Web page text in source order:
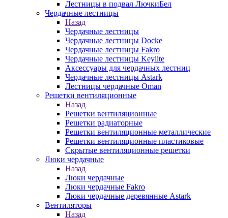
Лестницы в подвал ЛючкиБел
Чердачные лестницы
Назад
Чердачные лестницы
Чердачные лестницы Docke
Чердачные лестницы Fakro
Чердачные лестницы Keylite
Аксессуары для чердачных лестниц
Чердачные лестницы Astark
Лестницы чердачные Oman
Решетки вентиляционные
Назад
Решетки вентиляционные
Решетки радиаторные
Решетки вентиляционные металлические
Решетки вентиляционные пластиковые
Скрытые вентиляционные решетки
Люки чердачные
Назад
Люки чердачные
Люки чердачные Fakro
Люки чердачные деревянные Astark
Вентиляторы
Назад